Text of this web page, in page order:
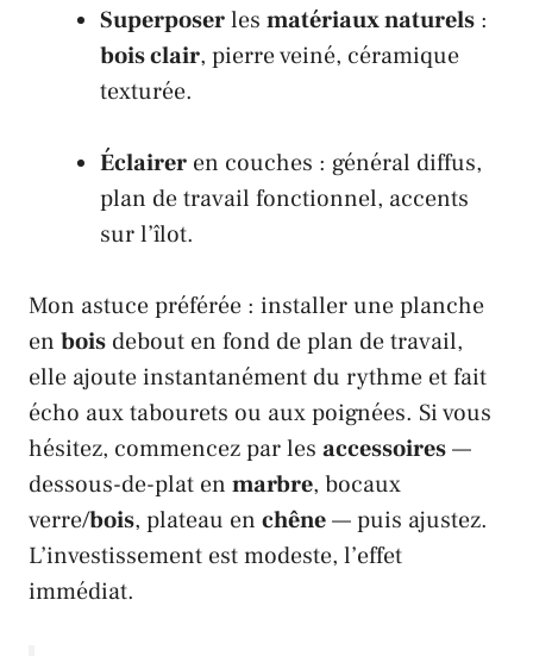
Superposerles matériaux naturels :
bois clair, pierre veiné, céramique
texturée.
Éclairer en couches : général diffus,
plan de travail fonctionnel, accents
sur l’îlot.
Mon astuce préférée : installer une planche
en bois debout en fond de plan de travail,
elle ajoute instantanément du rythme et fait
écho aux tabourets ou aux poignées. Si vous
hésitez, commencez par les accessoires—
dessous-de-plat en marbre, bocaux
verre/bois, plateau en chêne— puis ajustez.
L’investissement est modeste, l’effet
immédiat.